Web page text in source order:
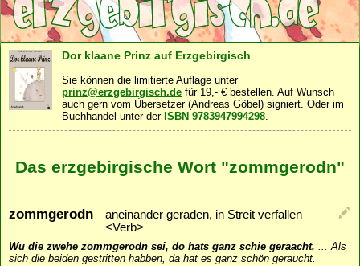
Dor klaane Prinz auf Erzgebirgisch
Sie können die limitierte Auflage unter
prinz@erzgebirgisch.de für 19,- € bestellen. Auf Wunsch
auch gern vom Übersetzer (Andreas Göbel) signiert. Oder im
Buchhandel unter der ISBN 9783947994298.
Das erzgebirgische Wort "zommgerodn"
zommgerodn
aneinander geraden, in Streit verfallen
<Verb>
Wu die zwehe zommgerodn sei, do hats ganz schie geraacht. ...Als
sich die beiden gestritten habben, da hat es ganz schön geraucht.